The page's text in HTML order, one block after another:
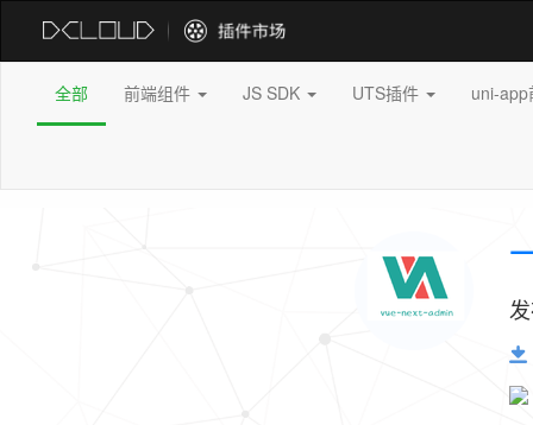
全部 前端组件 JS SDK UTS插件 uni-